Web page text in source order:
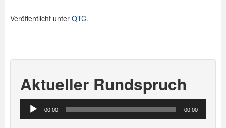
Veröffentlicht unter QTC.
Aktueller Rundspruch
Audio-
Player
00:00 00:00